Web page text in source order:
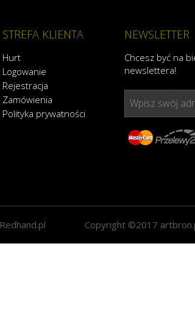
STREFA KLIENTA
Hurt
Logowanie
Rejestracja
Zamówienia
Polityka prywatności
NEWSLETTER
Chcesz być na
newslettera!
Wpisz swój
Redhand.pl Copyright ©2017